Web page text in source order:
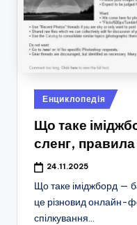
Опубліковано
у
Енциклопедія
Що таке
сленг, правила
24.11.2025
Що таке іміджборд —
це різновид онлайн-
спілкування…